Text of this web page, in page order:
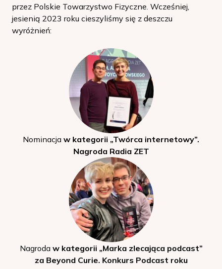
przez Polskie Towarzystwo Fizyczne. Wcześniej,
jesienią 2023 roku cieszyliśmy się z deszczu
wyróżnień:
Nominacja w kategorii „Twórca internetowy”.
Nagroda Radia ZET
Nagroda w kategorii „Marka zlecająca podcast”
za Beyond Curie. Konkurs Podcast roku